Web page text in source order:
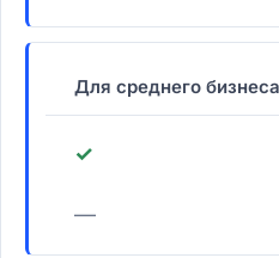
Для среднего
✓
—